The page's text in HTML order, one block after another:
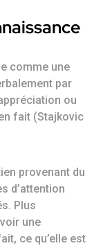
comme une
par
ou
fait (Stajkovic
provenant du
d’attention
Plus
une
ce qu’elle est